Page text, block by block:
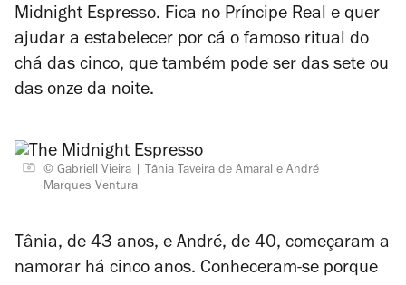
Midnight Espresso. Fica no Príncipe Real e quer
ajudar a estabelecer por cá o famoso ritual do
chá das cinco, que também pode ser das sete ou
das onze da noite.
© Gabriell Vieira
Tânia Taveira de Amaral e André
Marques Ventura
Tânia, de 43 anos, e André, de 40, começaram a
namorar há cinco anos. Conheceram-se porque